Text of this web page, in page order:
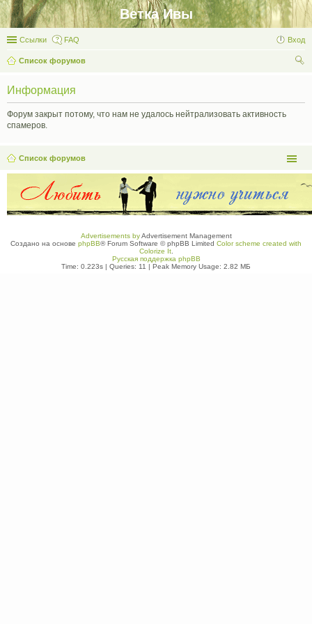
Ветка Ивы
Ссылки FAQ Вход
Список форумов
Информация
Форум закрыт потому, что нам не удалось нейтрализовать активность
спамеров.
Список форумов
Advertisements byAdvertisement Management
Создано на основе phpBB® Forum Software © phpBB Limited Color scheme created with
Colorize It.
Русская поддержка phpBB
Time: 0.223s | Queries: 11 | Peak Memory Usage: 2.82 МБ